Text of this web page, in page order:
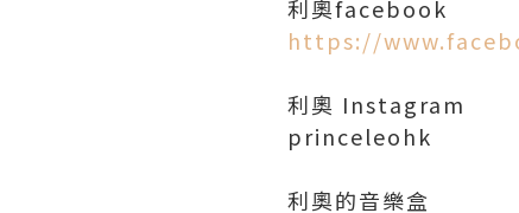
https://
利奧 Instagram
princeleohk